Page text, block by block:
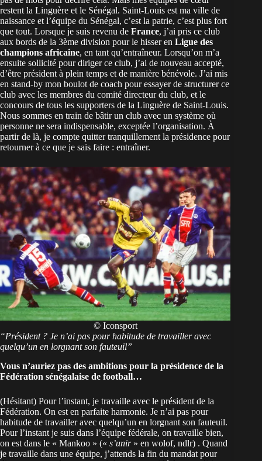
restent la Linguère et le Sénégal. Saint-Louis est ma ville de
naissance et l’équipe du Sénégal, c’est la patrie, c’est plus fort
que tout. Lorsque je suis revenu de France, j’ai pris ce club
aux bords de la 3ème division pour le hisser en Ligue des
champions africaine, en tant qu’entraîneur. Lorsqu’on m’a
ensuite sollicité pour diriger ce club, j’ai de nouveau accepté,
d’être président à plein temps et de manière bénévole. J’ai mis
en stand-by mon boulot de coach pour essayer de structurer ce
club avec les membres du comité directeur du club, et le
concours de tous les supporters de la Linguère de Saint-Louis.
Nous sommes en train de bâtir un club avec un système où
personne ne sera indispensable, exceptée l’organisation. À
partir de là, je compte quitter tranquillement la présidence pour
retourner à ce que je sais faire : entraîner.
© Iconsport
“Président ? Je n’ai pas pour habitude de travailler avec
quelqu’un en lorgnant son fauteuil”
Vous n’auriez pas des ambitions pour la présidence de la
Fédération sénégalaise de football…
(Hésitant) Pour l’instant, je travaille avec le président de la
Fédération. On est en parfaite harmonie. Je n’ai pas pour
habitude de travailler avec quelqu’un en lorgnant son fauteuil.
Pour l’instant je suis dans l’équipe fédérale, on travaille bien,
on est dans le « Mankoo » (« s’unir» en wolof, ndlr) . Quand
je travaille dans une équipe, j’attends la fin du mandat pour